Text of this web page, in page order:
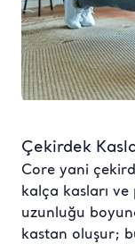
Çekirdek
Core yani
kalça kasları
uzunluğu
kastan oluşur;